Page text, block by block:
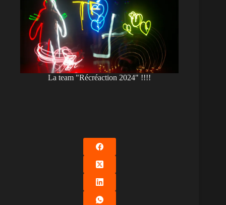
La team "Récréaction 2024" !!!!